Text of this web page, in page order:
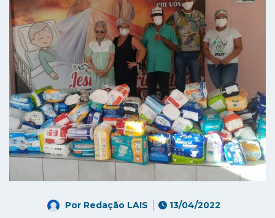
Por Redação LAIS 13/04/2022